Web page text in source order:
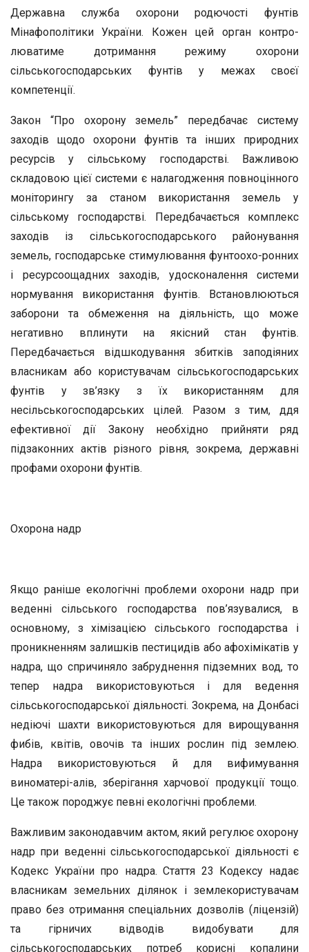
Державна служба охорони родю­чості фунтів
Мінафополітики України. Кожен цей орган контро­
люватиме дотримання режиму охорони
сільськогосподарських фунтів у межах своєї
компетенції.
Закон “Про охорону земель” передбачає систему
заходів щодо охорони фунтів та інших природних
ресурсів у сільському госпо­дарстві. Важливою
складовою цієї системи є налагодження повно­цінного
моніторингу за станом використання земель у
сільському господарстві. Передбачається комплекс
заходів із сільськогосподар­ського районування
земель, господарське стимулювання фунтоохо-ронних
і ресурсоощадних заходів, удосконалення системи
норму­вання використання фунтів. Встановлюються
заборони та обме­ження на діяльність, що може
негативно вплинути на якісний стан фунтів.
Передбачається відшкодування збитків заподіяних
власни­кам або користувачам сільськогосподарських
фунтів у зв’язку з їх використанням для
несільськогосподарських цілей. Разом з тим, ддя
ефективної дії Закону необхідно прийняти ряд
підзаконних ак­тів різного рівня, зокрема, державні
профами охорони фунтів.
Охорона надр
Якщо раніше екологічні проблеми охорони надр при
веденні сільського господарства пов’язувалися, в
основному, з хімізацією сільського господарства і
проникненням залишків пестицидів або афохімікатів у
надра, що спричиняло забруднення підземних вод, то
тепер надра використовуються і для ведення
сільськогосподар­ської діяльності. Зокрема, на Донбасі
недіючі шахти використову­ються для вирощування
фибів, квітів, овочів та інших рослин під землею.
Надра використовуються й для вифимування
виноматері-алів, зберігання харчової продукції тощо.
Це також породжує пев­ні екологічні проблеми.
Важливим законодавчим актом, який регулює охорону
надр при веденні сільськогосподарської діяльності є
Кодекс України про надра. Стаття 23 Кодексу надає
власникам земельних ділянок і зем­лекористувачам
право без отримання спеціальних дозволів (ліцен­зій)
та гірничих відводів видобувати для
сільськогосподарських потреб корисні копалини